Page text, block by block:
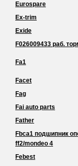
Eurospare
Ex-trim
Exide
F026009433 раб.
Fa1
Facet
Fag
Fai auto parts
Father
Fbca1 подшипник
ff2/mondeo 4
Febest